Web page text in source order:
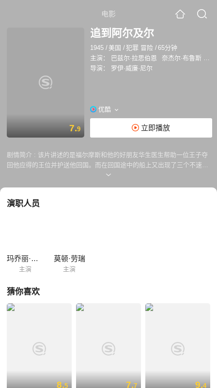
电影
7.9
追到阿尔及尔
1945 / 美国 /犯罪 冒险 /65分钟
主演：
巴兹尔·拉思伯恩 奈杰尔·布鲁斯
玛
导演：
罗伊·威廉·尼尔
优酷
立即播放
剧情简介 : 该片讲述的是福尔摩斯和他的好朋友华生医生帮助一位王子夺
回他应得的王位并护送他回国。而在回国途中的船上又出现了三个不速之
演职人员
玛乔丽·赖尔登
主演
莫顿·劳瑞
主演
猜你喜欢
8.5 7.7 9.4